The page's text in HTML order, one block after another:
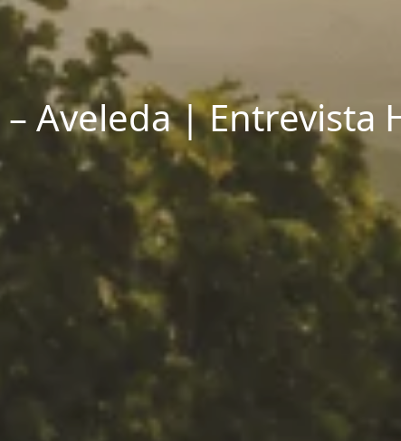
Aveleda | Entrevista